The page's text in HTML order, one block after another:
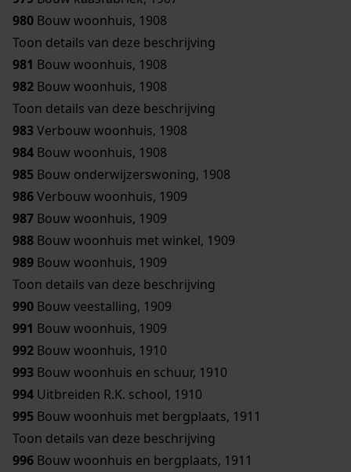
980 Bouw woonhuis, 1908
Toon details van deze beschrijving
981 Bouw woonhuis, 1908
982 Bouw woonhuis, 1908
Toon details van deze beschrijving
983Verbouw woonhuis, 1908
984 Bouw woonhuis, 1908
985 Bouw onderwijzerswoning, 1908
986Verbouw woonhuis, 1909
987 Bouw woonhuis, 1909
988 Bouw woonhuis met winkel, 1909
989 Bouw woonhuis, 1909
Toon details van deze beschrijving
990 Bouw veestalling, 1909
991 Bouw woonhuis, 1909
992 Bouw woonhuis, 1910
993 Bouw woonhuis en schuur, 1910
994 Uitbreiden R.K. school, 1910
995 Bouw woonhuis met bergplaats, 1911
Toon details van deze beschrijving
996 Bouw woonhuis en bergplaats, 1911